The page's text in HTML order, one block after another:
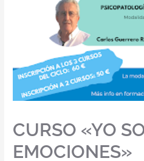
CURSO «YO
EMOCIONES»